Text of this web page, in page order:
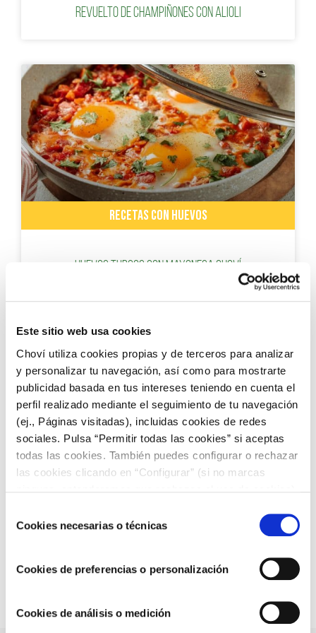
Este sitio web usa cookies
Choví utiliza cookies propias y de terceros para analizar
y personalizar tu navegación, así como para mostrarte
publicidad basada en tus intereses teniendo en cuenta el
perfil realizado mediante el seguimiento de tu navegación
(ej., Páginas visitadas), incluidas cookies de redes
sociales. Pulsa “Permitir todas las cookies” si aceptas
todas las cookies. También puedes configurar o rechazar
las cookies clicando en “Configurar” (si no marcas
COOKIES.
deCookies necesarias o técnicas
Cookies de preferencias o personalización
Cookies de análisis o medición
Revuelto de champiñones con alioli
RECETAS CON HUEVOS
Huevos turcos con mayonesa Choví
RECETAS CON ALIOLI
Tosta de huevos revueltos con aguacate y